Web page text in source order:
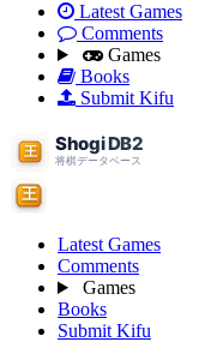
Latest Games
Comments
Games
Books
Submit Kifu
Latest Games
Comments
Games
Books
Submit Kifu